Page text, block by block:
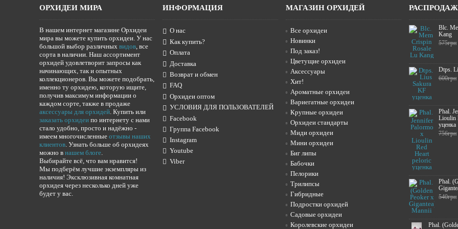
ОРХИДЕИ МИРА
В нашем интернет магазине Орхидеи
мира вы можете купить орхидеи. У нас
большой выбор различных видов, все
сорта в наличии. Наш ассортимент
орхидей удовлетворит запросы как
начинающих, так и опытных
коллекционеров. Вы можете подобрать,
именно ту орхидею, которую ищите,
получив максимум информации о
каждом сорте, также в продаже
аксессуары для орхидей. Купить или
заказать орхидеи по интернету с нами
стало удобно, просто и надёжно -
имеем многочисленные отзывы наших
клиентов. Узнать больше об орхидеях
можно в нашем блоге.
Выбирайте всё, что вам нравится!
Мы подберём лучшие экземпляры из
наличия! Эксклюзивная комнатная
орхидея через несколько дней уже
будет у вас.
ИНФОРМАЦИЯ
О нас
Как купить?
Оплата
Доставка
Возврат и обмен
FAQ
Орхидеи оптом
УСЛОВИЯ ДЛЯ ПОЛЬЗОВАТЕЛЕЙ
Facebook
Группа Facebook
Instagram
Youtube
Viber
МАГАЗИН ОРХИДЕЙ
Все орхидеи
Новинки
Под заказ!
Цветущие орхидеи
Аксессуары
Хит!
Ароматные орхидеи
Вариегатные орхидеи
Крупные орхидеи
Орхидеи стандарты
Миди орхидеи
Мини орхидеи
Биг липы
Бабочки
Пелорики
Трилипсы
Гибридные
Подростки орхидей
Садовые орхидеи
Королевские орхидеи
Blc.
Kang
575грн
Dtps.
600грн
Phal.
Lioulin
уценка
756грн
Phal.
540грн
Phal.